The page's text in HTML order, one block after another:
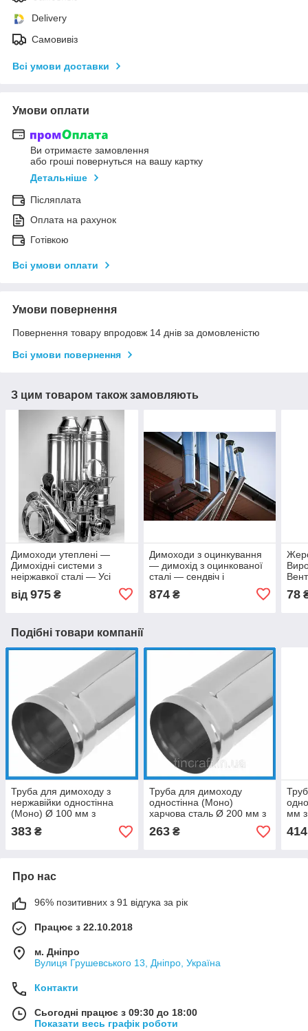
Delivery
Самовивіз
Всі умови доставки
Умови оплати
Ви отримаєте замовлення
або гроші повернуться на вашу картку
Детальніше
Післяплата
Оплата на рахунок
Готівкою
Всі умови оплати
Умови повернення
Повернення товару впродовж 14 днів за домовленістю
Всі умови повернення
З цим товаром також замовляють
Димоходи утеплені —
Димохідні системи з
неіржавкої сталі — Усі
Безплатний Замір
від 975 ₴
Димоходи з оцинкування
— димохід з оцинкованої
сталі — сендвіч і
одностінні від виробника
874₴ 78
Подібні товари компанії
Труба для димоходу з
нержавійки одностінна
(Моно) Ø 100 мм з
нержавіючої сталі 0.5 мм
L-1м, для котла
383 ₴
Труба для димоходу
одностінна (Моно)
харчова сталь Ø 200 мм з
нержавійки 0.5 мм L-0.3 м,
для котельні
263₴
мм
1м,
414
Про нас
96% позитивних з 91 відгука за рік
Працює з 22.10.2018
м. Дніпро
Вулиця Грушевського 13, Дніпро, Україна
Контакти
Сьогодні працює з 09:30 до 18:00
Показати весь графік роботи